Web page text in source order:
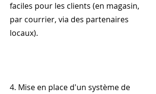
faciles pour les clients (en magasin,
par courrier, via des partenaires
locaux).
4. Mise en place d'un système de